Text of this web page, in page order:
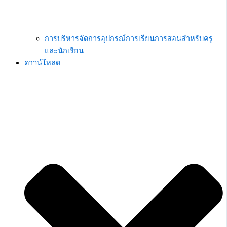
การบริหารจัดการอุปกรณ์การเรียนการสอนสำหรับครู
และนักเรียน
ดาวน์โหลด